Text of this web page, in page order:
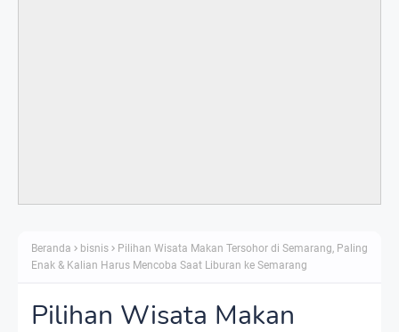
Beranda bisnis
Pilihan Wisata Makan Tersohor di Semarang, Paling
Enak & Kalian Harus Mencoba Saat Liburan ke Semarang
Pilihan Wisata Makan